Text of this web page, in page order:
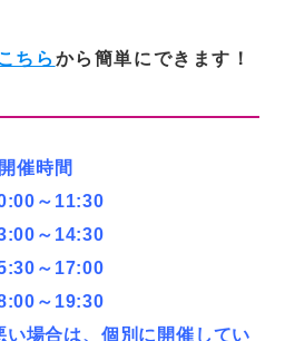
ちら から簡単にできます！
開催時間
～11:30
～14:30
～17:00
～19:30
い場合は、個別に開催してい